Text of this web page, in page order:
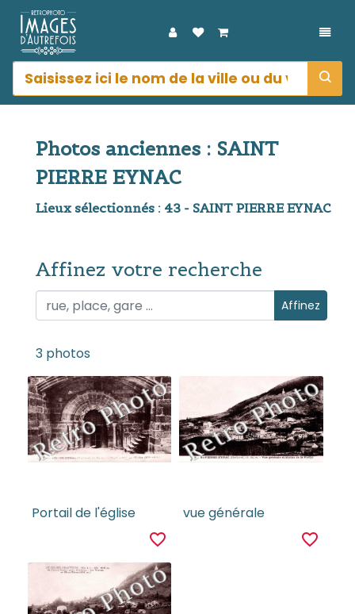
Photos anciennes : SAINT
PIERRE EYNAC
Lieux sélectionnés : 43 - SAINT PIERRE EYNAC
Affinez votre recherche
Affinez votre recherche Affinez
3 photos
Portail de l'église
favorite_border
vue générale
favorite_border